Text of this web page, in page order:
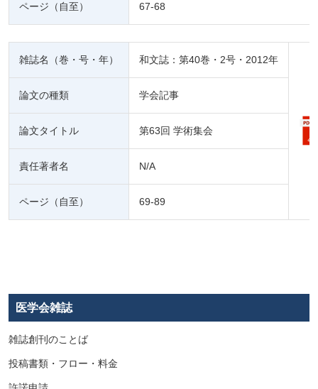
ページ（自至） 67-68
雑誌名（巻・号・年） 和文誌：第40巻・2号・2012年
論文の種類 学会記事
論文タイトル 第63回 学術集会
責任著者名 N/A
ページ（自至） 69-89
医学会雑誌
雑誌創刊のことば
投稿書類・フロー・料金